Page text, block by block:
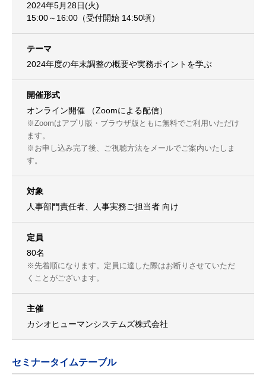
2024年5月28日(火)
15:00～16:00（受付開始 14:50頃）
テーマ
2024年度の年末調整の概要や実務ポイントを学ぶ
開催形式
オンライン開催 （Zoomによる配信）
※Zoomはアプリ版・ブラウザ版ともに無料でご利用いただけ
ます。
※お申し込み完了後、ご視聴方法をメールでご案内いたしま
す。
対象
人事部門責任者、人事実務ご担当者 向け
定員
80名
※先着順になります。定員に達した際はお断りさせていただ
くことがございます。
主催
カシオヒューマンシステムズ株式会社
セミナータイムテーブル